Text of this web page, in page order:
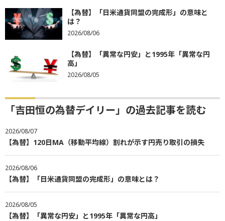
【為替】「日米通貨同盟の完成形」の意味と
は？
2026/08/06
【為替】「異常な円安」と1995年「異常な円
高」
2026/08/05
「吉田恒の為替デイリー」の過去記事を読む
2026/08/07
【為替】120日MA（移動平均線）割れが示す円売り取引の損失
2026/08/06
【為替】「日米通貨同盟の完成形」の意味とは？
2026/08/05
【為替】「異常な円安」と1995年「異常な円高」